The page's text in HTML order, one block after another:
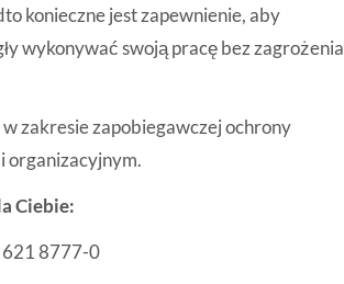
konieczne jest zapewnienie, aby
wykonywać swoją pracę bez zagrożenia
zakresie zapobiegawczej ochrony
organizacyjnym.
Ciebie:
621 8777-0